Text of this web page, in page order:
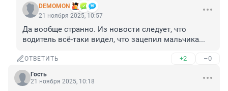
DEMOMON
21 ноября 2025, 10:57
Да вообще странно. Из новости следует, что
водитель всё-таки видел, что зацепил мальчика...
ОТВЕТИТЬ +2 –0
Гость
21 ноября 2025, 10:18